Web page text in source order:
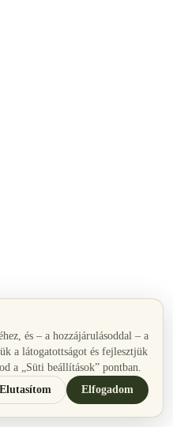
és – a hozzájárulásoddal – a
a látogatottságot és fejlesztjük
a „Süti beállítások” pontban.
Elutasítom
Elfogadom